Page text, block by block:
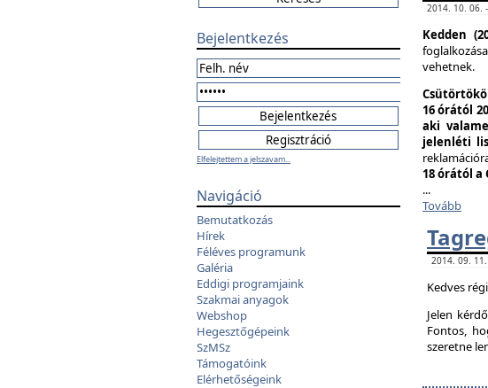
Bejelentkezés
Elfelejtettem a jelszavam...
Navigáció
Bemutatkozás
Hírek
Féléves programunk
Galéria
Eddigi programjaink
Szakmai anyagok
Webshop
Hegesztőgépeink
SzMSz
Támogatóink
Elérhetőségeink
2014. 10. 06.
Kedden
vehetnek.
16 órától
aki
jelenléti
18 órától a
...
Tovább
2014. 09.
Kedves
Jelen
Fontos,
szeretne